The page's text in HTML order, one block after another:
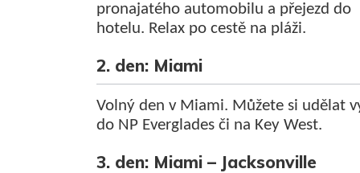
pronajatého automobilu a přejezd do
hotelu. Relax po cestě na pláži.
2. den: Miami
Volný den v Miami. Můžete si udělat
do NP Everglades či na Key West.
3. den: Miami – Jacksonville